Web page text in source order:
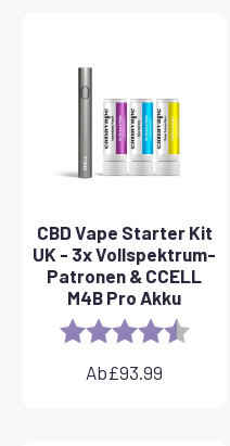
CBD Vape Starter Kit
UK - 3x Vollspektrum-
Patronen & CCELL
M4B Pro Akku
Rating: 4.8
Ab£93.99